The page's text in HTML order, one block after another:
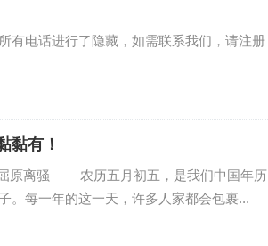
有电话进行了隐藏，如需联系我们，请注册
黏有！
原离骚 ——农历五月初五，是我们中国年历
。每一年的这一天，许多人家都会包裹...